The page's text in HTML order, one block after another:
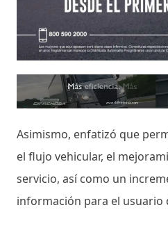
Asimismo, enfatizó que
el flujo vehicular, el
servicio, así como un
información para el usuario